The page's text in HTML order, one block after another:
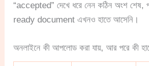
“accepted” দেখে ধরে নেন কঠিন অংশ শেষ,
ready document এখনও হাতে আসেনি।
অনলাইনে কী আপলোড করা যায়, আর পরে কী